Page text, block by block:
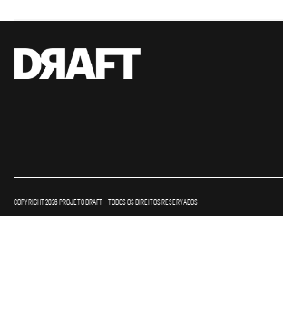
COPYRIGHT 2026 PROJETO DRAFT – TODOS OS DIREITOS RESERVADOS